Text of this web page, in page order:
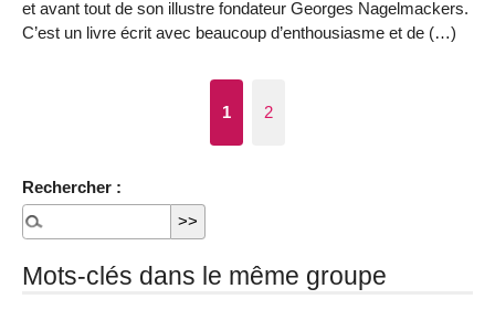
et avant tout de son illustre fondateur Georges Nagelmackers.
C’est un livre écrit avec beaucoup d’enthousiasme et de (…)
1 2
Rechercher :
Mots-clés dans le même groupe